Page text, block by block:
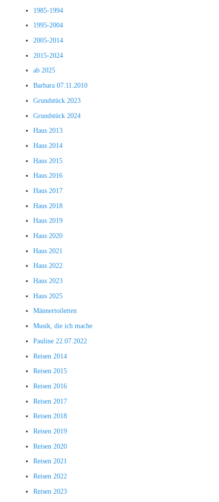
1985-1994
1995-2004
2005-2014
2015-2024
ab 2025
Barbara 07.11.2010
Grundstück 2023
Grundstück 2024
Haus 2013
Haus 2014
Haus 2015
Haus 2016
Haus 2017
Haus 2018
Haus 2019
Haus 2020
Haus 2021
Haus 2022
Haus 2023
Haus 2025
Männertoiletten
Musik, die ich mache
Pauline 22.07.2022
Reisen 2014
Reisen 2015
Reisen 2016
Reisen 2017
Reisen 2018
Reisen 2019
Reisen 2020
Reisen 2021
Reisen 2022
Reisen 2023